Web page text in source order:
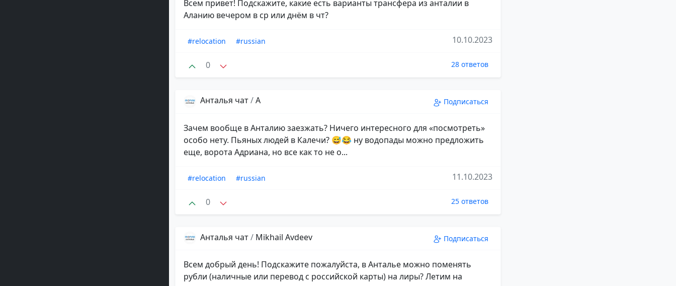
Всем привет! Подскажите, какие есть варианты трансфера из анталии в
Аланию вечером в ср или днём в чт?
#relocation #russian 10.10.2023
0 28 ответов
Анталья чат/А Подписаться
Зачем вообще в Анталию заезжать? Ничего интересного для «посмотреть»
особо нету. Пьяных людей в Калечи? 😅😂 ну водопады можно предложить
еще, ворота Адриана, но все как то не о...
#relocation #russian 11.10.2023
0 25 ответов
Анталья чат/ Mikhail Avdeev Подписаться
Всем добрый день! Подскажите пожалуйста, в Анталье можно поменять
рубли (наличные или перевод с российской карты) на лиры? Летим на